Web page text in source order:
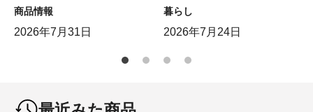
商品情報
2026年7月31日
暮らし
2026年7月24日